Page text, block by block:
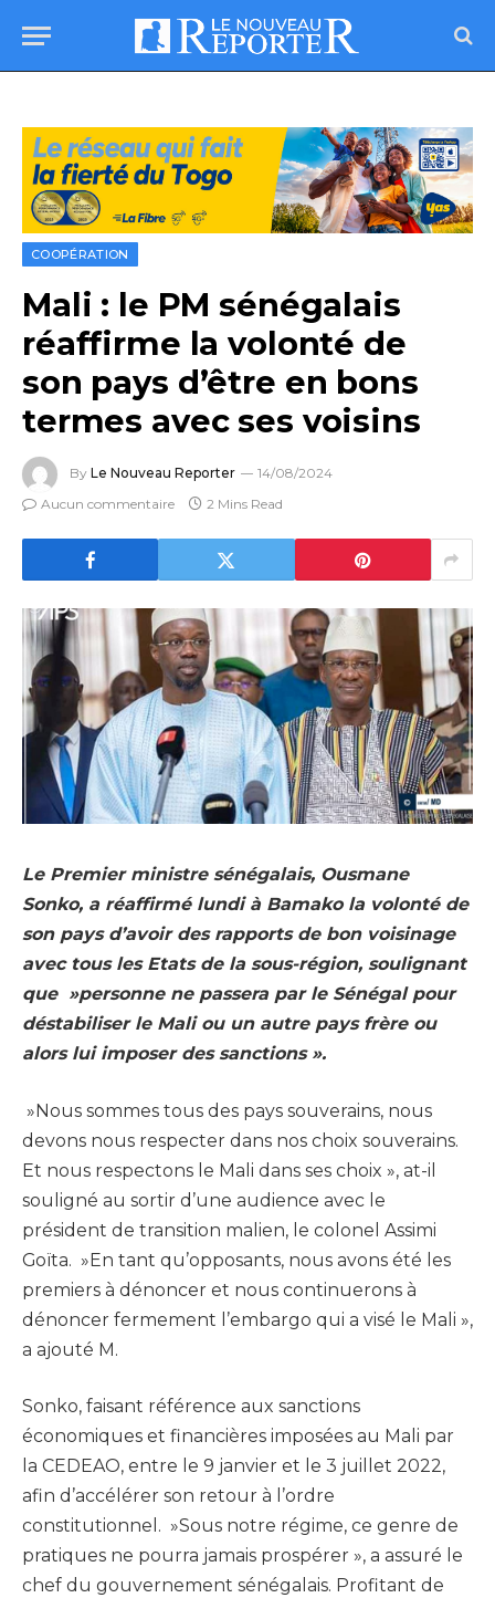
COOPÉRATION
Mali : le PM sénégalais
réaffirme la volonté de
son pays d’être en bons
termes avec ses voisins
By Le Nouveau Reporter
14/08/2024
Aucun commentaire
2 Mins Read
Le Premier ministre sénégalais, Ousmane
Sonko, a réaffirmé lundi à Bamako la volonté de
son pays d’avoir des rapports de bon voisinage
avec tous les Etats de la sous-région, soulignant
que »personne ne passera par le Sénégal pour
déstabiliser le Mali ou un autre pays frère ou
alors lui imposer des sanctions ».
»Nous sommes tous des pays souverains, nous
devons nous respecter dans nos choix souverains.
Et nous respectons le Mali dans ses choix », at-il
souligné au sortir d’une audience avec le
président de transition malien, le colonel Assimi
Goïta. »En tant qu’opposants, nous avons été les
premiers à dénoncer et nous continuerons à
dénoncer fermement l’embargo qui a visé le Mali »,
a ajouté M.
Sonko, faisant référence aux sanctions
économiques et financières imposées au Mali par
la CEDEAO, entre le 9 janvier et le 3 juillet 2022,
afin d’accélérer son retour à l’ordre
constitutionnel. »Sous notre régime, ce genre de
pratiques ne pourra jamais prospérer », a assuré le
chef du gouvernement sénégalais. Profitant de